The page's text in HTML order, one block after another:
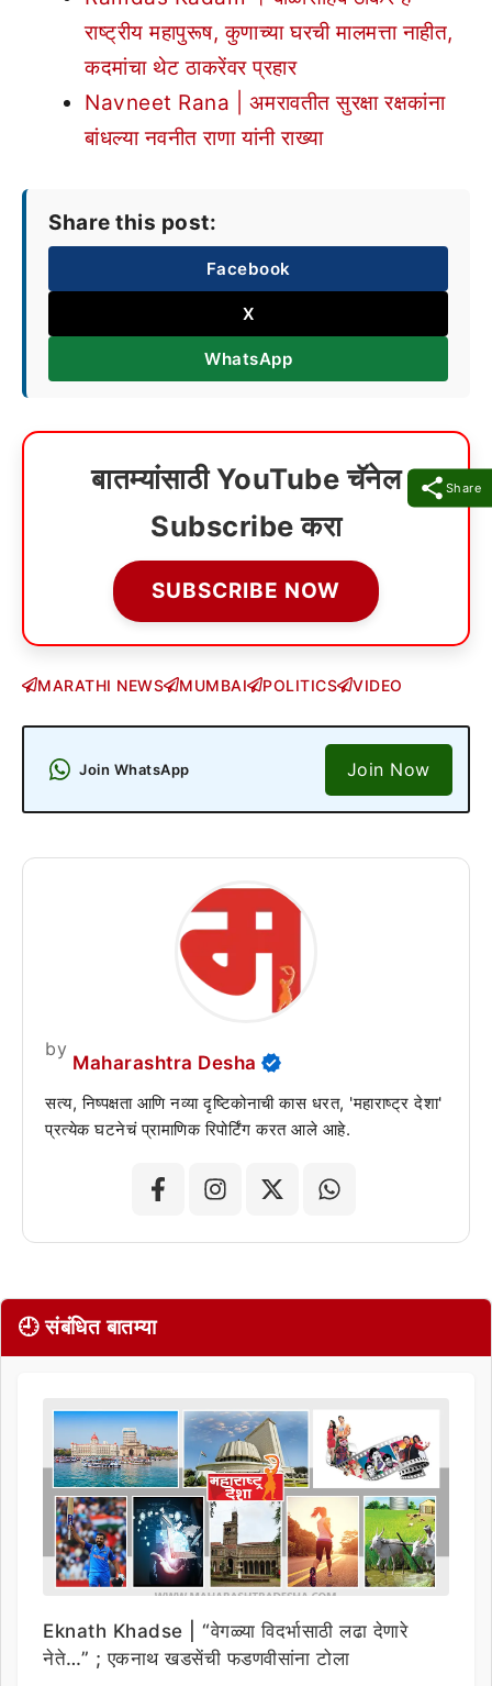
Share
राष्ट्रीय महापुरूष, कुणाच्या घरची मालमत्ता नाहीत,
कदमांचा थेट ठाकरेंवर प्रहार
Navneet Rana | अमरावतीत सुरक्षा रक्षकांना
बांधल्या नवनीत राणा यांनी राख्या
Share this post:
Facebook
X
WhatsApp
बातम्यांसाठी YouTube चॅनेल
Subscribe करा
SUBSCRIBE NOW
MARATHI NEWS MUMBAI POLITICS VIDEO
Join WhatsApp Join Now
by
Maharashtra Desha
सत्य, निष्पक्षता आणि नव्या दृष्टिकोनाची कास धरत, 'महाराष्ट्र देशा'
प्रत्येक घटनेचं प्रामाणिक रिपोर्टिंग करत आले आहे.
🕘 संबंधित बातम्या
Eknath Khadse | “वेगळ्या विदर्भासाठी लढा देणारे
नेते…” ; एकनाथ खडसेंची फडणवीसांना टोला